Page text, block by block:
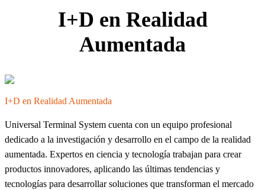
I+D en Realidad
Aumentada
I+D en Realidad Aumentada
Universal Terminal System cuenta con un equipo profesional
dedicado a la investigación y desarrollo en el campo de la realidad
aumentada. Expertos en ciencia y tecnología trabajan para crear
productos innovadores, aplicando las últimas tendencias y
tecnologías para desarrollar soluciones que transforman el mercado